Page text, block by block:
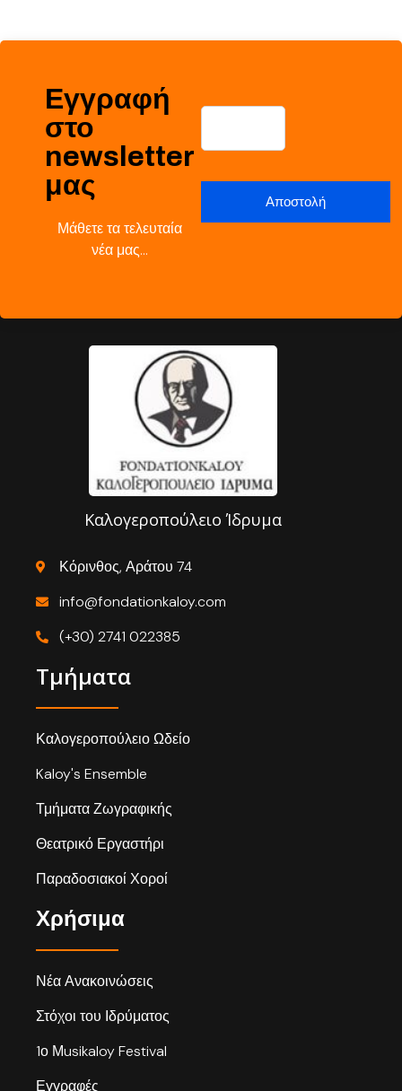
Εγγραφή
στο
newsletter
μας
Μάθετε τα τελευταία
νέα μας…
Καλογεροπούλειο Ίδρυμα
Κόρινθος, Αράτου 74
info@fondationkaloy.com
(+30) 2741 022385
Τμήματα
Καλογεροπούλειο Ωδείο
Kaloy's Ensemble
Τμήματα Ζωγραφικής
Θεατρικό Εργαστήρι
Παραδοσιακοί Χοροί
Χρήσιμα
Νέα Ανακοινώσεις
Στόχοι του Ιδρύματος
1ο Μusikaloy Festival
Εγγραφές